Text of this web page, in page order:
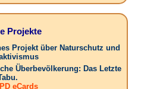
Projekte
Projekt über Naturschutz und
Überbevölkerung: Das Letzte
eCards